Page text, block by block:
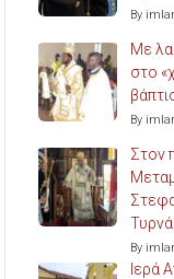
By
Με
στο
By
Στον
By
Ιερά